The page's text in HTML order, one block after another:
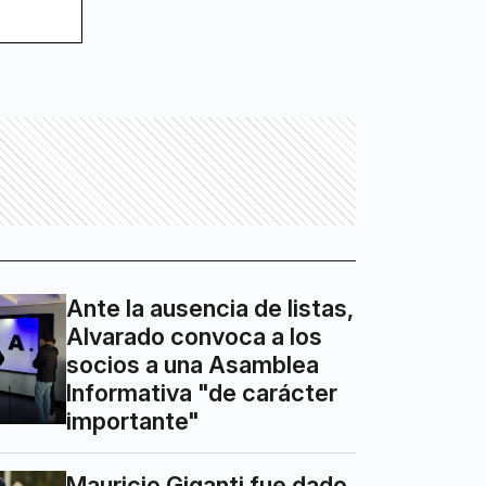
Ante la ausencia de listas,
Alvarado convoca a los
socios a una Asamblea
Informativa "de carácter
importante"